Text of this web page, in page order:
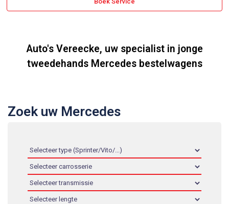
Auto's Vereecke, uw specialist in jonge
tweedehands Mercedes bestelwagens
Zoek uw Mercedes